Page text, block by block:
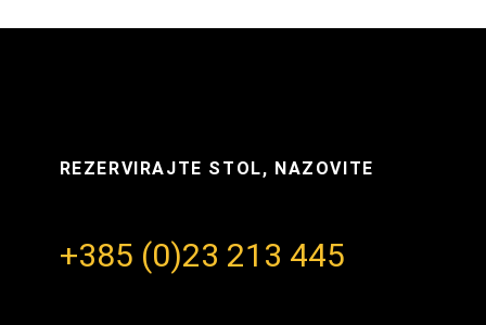
REZERVIRAJTE STOL, NAZOVITE
+385 (0)23 213 445